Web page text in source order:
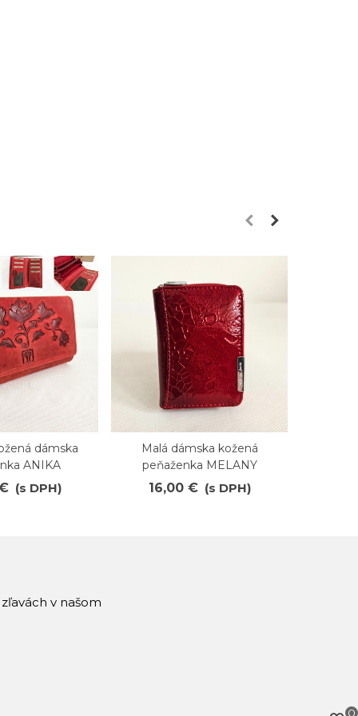
dámska
ANIKA
(s DPH)
Obľúbené
Malá dámska kožená
peňaženka MELANY
16,00 € (s DPH)
v našom
0